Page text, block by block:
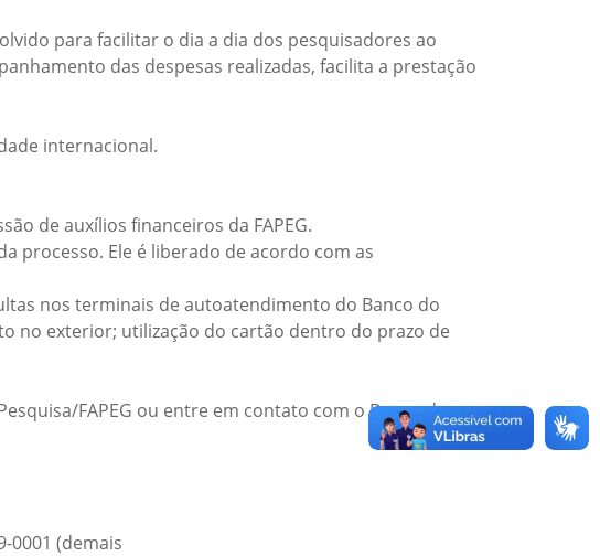
para facilitar o dia a dia dos pesquisadores ao
das despesas realizadas, facilita a prestação
internacional.
de auxílios financeiros da FAPEG.
processo. Ele é liberado de acordo com as
nos terminais de autoatendimento do Banco do
no exterior; utilização do cartão dentro do prazo de
FAPEG ou entre em contato com o Banco do
0001 (demais